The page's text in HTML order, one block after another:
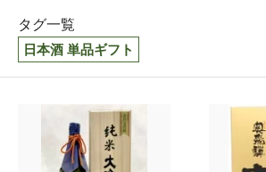
タグ一覧
日本酒 単品ギフト